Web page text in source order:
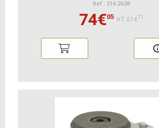
Ref : 516.2638
74€05 HT:61€71